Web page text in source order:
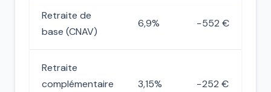
Retraite de
base (CNAV)
6,9% −552 €
Retraite
complémentaire
3,15% −252 €